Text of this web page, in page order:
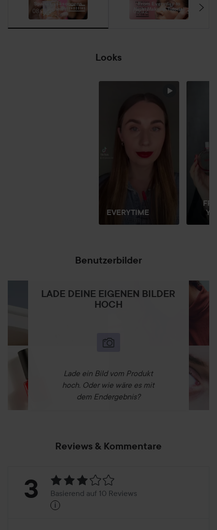
Spana in säsongens
nyheter!
08:35
From Everyday to
Night Makeup Tutorial
03:12
Looks
EVERYTIME
Benutzerbilder
LADE DEINE EIGENEN BILDER
HOCH
Lade ein Bild vom Produkt
hoch. Oder wie wäre es mit
dem Endergebnis?
Reviews & Kommentare
Bewertung:
Basierend
3 Basierend auf 10 Reviews
i